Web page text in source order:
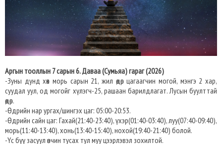
Аргын тооллын 7 сарын 6. Даваа (Сумьяа) гараг (2026)
-Зуны дунд хөх морь сарын 21, жил өдөр цагаагчин могой, мэнгэ 2 хар,
суудал уул, од могойг хүлэгч-25, рашаан барилдлагат. Лусын буулттай
өдөр.
-Өдрийн нар ургах/шингэх цаг: 05:00-20:53.
-Өдрийн сайн цаг: Гахай(21:40-23:40), үхэр(01:40-03:40), луу(07:40-09:40),
морь(11:40-13:40), хонь(13:40-15:40), нохой(19:40-21:40) болой.
-Үс бүү засуул өвчин тусах тул муу цээрлэвэл зохилтой.